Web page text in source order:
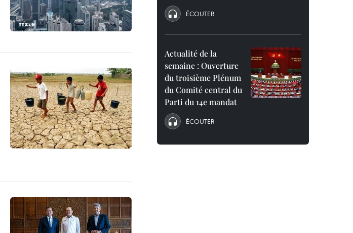
ÉCOUTER
Actualité de la
semaine : Ouverture
du troisième Plénum
du Comité central du
Parti du 14e mandat
ÉCOUTER